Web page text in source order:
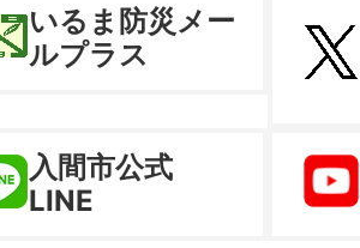
いるま防災メー
ルプラス
入間市公式
LINE